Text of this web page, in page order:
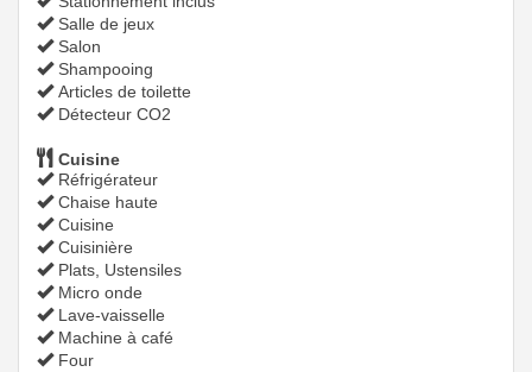
Salle de jeux
Salon
Shampooing
Articles de toilette
Détecteur CO2
Cuisine
Réfrigérateur
Chaise haute
Cuisine
Cuisinière
Plats, Ustensiles
Micro onde
Lave-vaisselle
Machine à café
Four